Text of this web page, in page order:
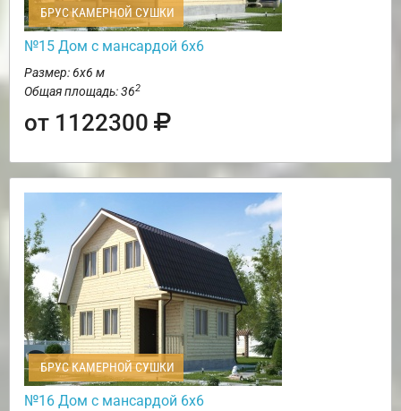
БРУС КАМЕРНОЙ СУШКИ
№15 Дом с мансардой 6х6
Размер: 6х6 м
Общая площадь: 362
от 1122300
БРУС КАМЕРНОЙ СУШКИ
№16 Дом с мансардой 6х6